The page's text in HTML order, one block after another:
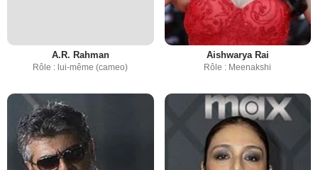
A.R. Rahman
Rôle : lui-même (cameo)
Aishwarya Rai
Rôle : Meenakshi